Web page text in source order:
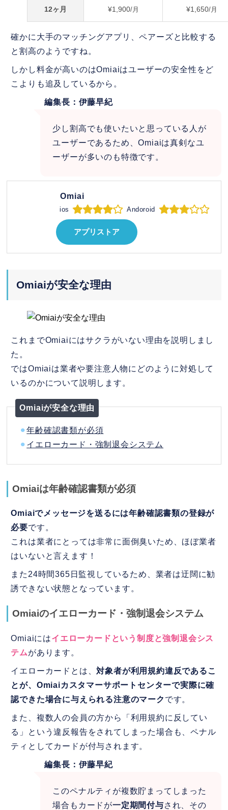
12ヶ月 ¥1,900/月 ¥1,650/月
確かに大手のマッチングアプリ、ペアーズと比較する
と割高のようですね。
しかし料金が高いのはOmiaiはユーザーの安全性をど
こよりも追及しているから。
編集長：伊藤早紀
少し割高でも使いたいと思っている人が
ユーザーであるため、Omiaiは真剣なユ
ーザーが多いのも特徴です。
Omiai
ios Andoroid
アプリストア
Omiaiが安全な理由
これまでOmiaiにはサクラがいない理由を説明しまし
た。
ではOmiaiは業者や要注意人物にどのように対処して
いるのかについて説明します。
Omiaiが安全な理由
⚫︎年齢確認書類が必須
⚫︎ イエローカード・強制退会システム
Omiaiは年齢確認書類が必須
Omiaiでメッセージを送るには年齢確認書類の登録が
必要です。
これは業者にとっては非常に面倒臭いため、ほぼ業者
はいないと言えます！
また24時間365日監視しているため、業者は迂闊に勧
誘できない状態となっています。
Omiaiのイエローカード・強制退会システム
Omiaiにはイエローカードという制度と強制退会シス
テムがあります。
イエローカードとは、対象者が利用規約違反であるこ
とが、Omiaiカスタマーサポートセンターで実際に確
認できた場合に与えられる注意のマーク です。
また、複数人の会員の方から「利用規約に反してい
る」という違反報告をされてしまった場合も、ペナル
ティとしてカードが付与されます。
編集長：伊藤早紀
このペナルティが複数貯まってしまった
場合もカードが一定期間付与され、その